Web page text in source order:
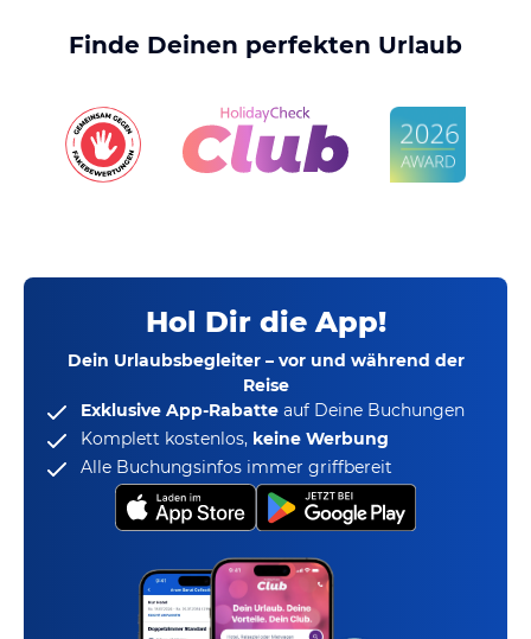
Finde Deinen perfekten Urlaub
Hol Dir die App!
Dein Urlaubsbegleiter – vor und während der
Reise
Exklusive App-Rabatte auf Deine Buchungen
Komplett kostenlos, keine Werbung
Alle Buchungsinfos immer griffbereit